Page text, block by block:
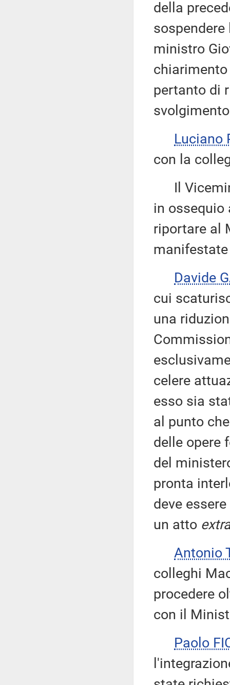
della
ministro
pertanto di
Luciano
con la
Il
in ossequio
riportare al
Davide
cui
una
celere
esso sia
al punto
delle opere
del
pronta
deve
un atto
Antonio
colleghi
procedere
con il
Paolo